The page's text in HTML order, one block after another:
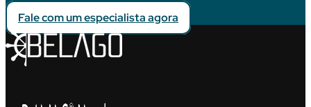
Fale com um especialista agora